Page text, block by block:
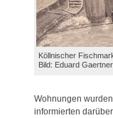
Köllnischer
Bild: Eduard Gaertner
Wohnungen
informierten